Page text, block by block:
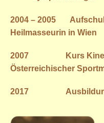
2004 – 2005
Heilmasseurin in Wien
2007 Kurs
Österreichischer
2017